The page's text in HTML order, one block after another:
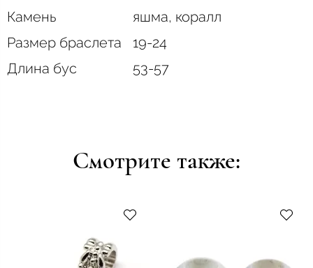
Камень
яшма, коралл
Размер браслета
19-24
Длина бус
53-57
Смотрите также: